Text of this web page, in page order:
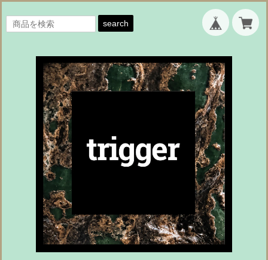
search